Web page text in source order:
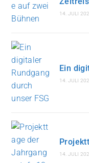
14. JULI
Ein
14. JULI
14. JULI